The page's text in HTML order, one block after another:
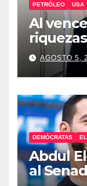
PETRÓLEO USA
Al
AGOSTO 5,
DEMÓCRATAS
Abdul
al